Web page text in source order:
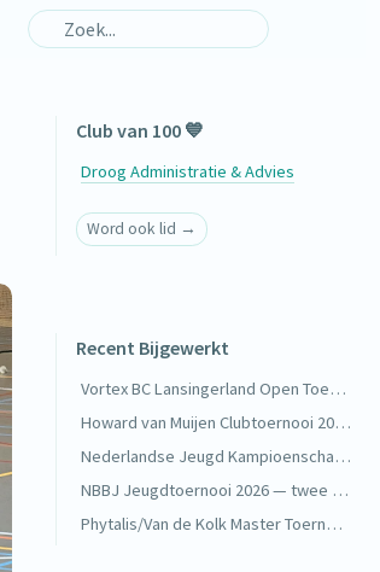
Club van 100 💙
Droog Administratie & Advies
Word ook lid →
Recent Bijgewerkt
Vortex BC Lansingerland Open Toernooi 2026 — goud in de VD 4 🥇
Howard van Muijen Clubtoernooi 2026 — lekker veel wedstrijden bij DKC 🏸
Nederlandse Jeugd Kampioenschappen 2026 — twee keer Nederlands kampioen 🥇
NBBJ Jeugdtoernooi 2026 — twee keer goud in Boxtel 🥇
Phytalis/Van de Kolk Master Toernooi — drie halve finales 🥉